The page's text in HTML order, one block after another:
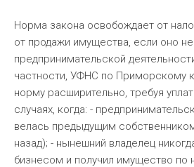
Норма закона освобождает от
от продажи имущества, если оно
предпринимательской
частности, УФНС по Приморскому
норму расширительно, требуя
случаях, когда: -
велась предыдущим
назад); - нынешний владелец
бизнесом и получил имущество по